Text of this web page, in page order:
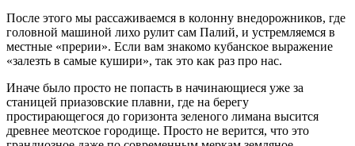
После этого мы рассаживаемся в колонну внедорожников, где
головной машиной лихо рулит сам Палий, и устремляемся в
местные «прерии». Если вам знакомо кубанское выражение
«залезть в самые кушири», так это как раз про нас.
Иначе было просто не попасть в начинающиеся уже за
станицей приазовские плавни, где на берегу
простирающегося до горизонта зеленого лимана высится
древнее меотское городище. Просто не верится, что это